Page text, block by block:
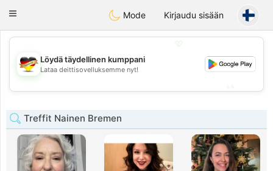
Deutsch Dating
Toggle
Mode Kirjaudu sisään
💖
💕
Löydä täydellinen kumppani
Lataa deittisovelluksemme nyt!
Treffit Nainen Bremen